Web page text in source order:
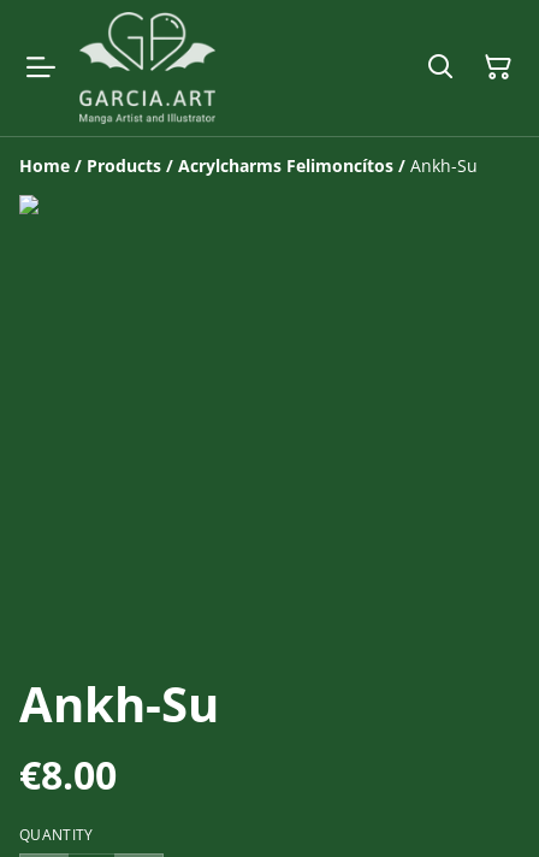
Home / Products / Acrylcharms Felimoncítos / Ankh-Su
Ankh-Su
€8.00
QUANTITY